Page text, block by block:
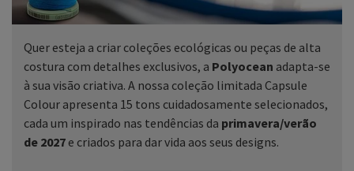
Quer esteja a criar coleções ecológicas ou peças de alta
costura com detalhes exclusivos, a Polyocean adapta-se
à sua visão criativa. A nossa coleção limitada Capsule
Colour apresenta 15 tons cuidadosamente selecionados,
cada um inspirado nas tendências da primavera/verão
de 2027 e criados para dar vida aos seus designs.